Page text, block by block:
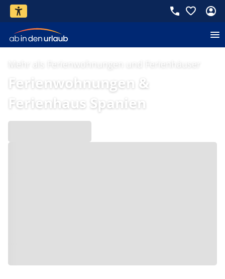
Mehr als Ferienwohnungen und Ferienhäuser
Ferienwohnungen &
Ferienhaus Spanien